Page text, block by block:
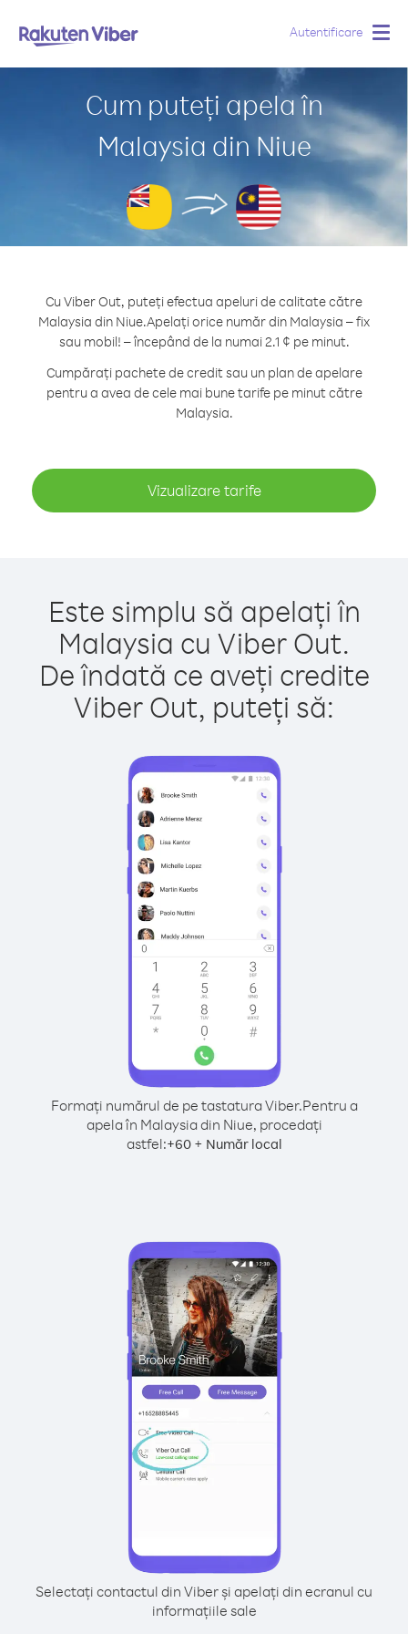
Autentificare
Cum puteți apela în
Malaysia din Niue
Cu Viber Out, puteți efectua apeluri de calitate către
Malaysia din Niue.Apelați orice număr din Malaysia – fix
sau mobil! – începând de la numai 2.1 ¢ pe minut.
Cumpărați pachete de credit sau un plan de apelare
pentru a avea de cele mai bune tarife pe minut către
Malaysia.
Vizualizare tarife
Este simplu să apelați în
Malaysia cu Viber Out.
De îndată ce aveți credite
Viber Out, puteți să:
Formați numărul de pe tastatura Viber.Pentru a
apela în Malaysia din Niue, procedați
astfel:+60+ Număr local
Selectați contactul din Viber și apelați din ecranul cu
informațiile sale